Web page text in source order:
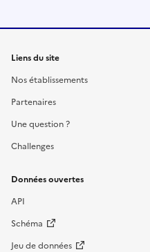
Liens du site
Nos établissements
Partenaires
Une question ?
Challenges
Données ouvertes
API
Schéma
Jeu de données